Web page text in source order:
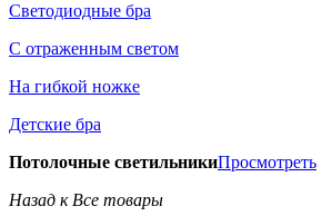
Светодиодные бра
С отраженным светом
На гибкой ножке
Детские бра
Потолочные светильникиПросмотреть
Назад к Все товары